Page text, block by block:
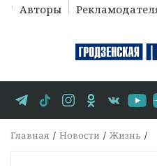
Авторы
Главная Новости Жизнь